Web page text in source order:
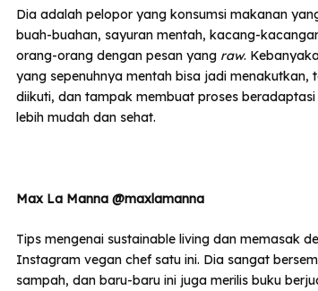
Dia adalah pelopor yang konsumsi makanan
buah-buahan, sayuran mentah, kacang-
orang-orang dengan pesan yang raw.
yang sepenuhnya mentah bisa jadi
diikuti, dan tampak membuat proses
lebih mudah dan sehat.
Max La Manna @maxlamanna
Tips mengenai sustainable living dan memasak
Instagram vegan chef satu ini. Dia sangat
sampah, dan baru-baru ini juga merilis buku